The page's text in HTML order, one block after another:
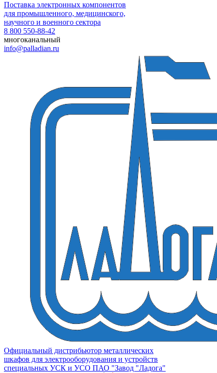
Поставка электронных компонентов
для промышленного, медицинского,
научного и военного сектора
8 800 550-88-42
многоканальный
info@palladian.ru
Официальный дистрибьютор металлических
шкафов для электрооборудования и устройств
специальных УСК и УСО ПАО "Завод "Ладога"